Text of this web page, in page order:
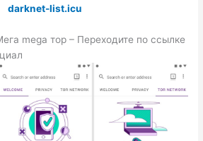
darknet-list.icu
mega тор – Переходите по ссылке